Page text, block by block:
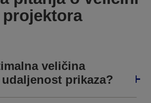
veličina
prikaza?